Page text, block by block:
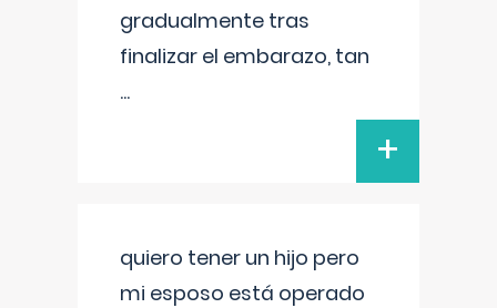
gradualmente tras
finalizar el embarazo, tan
...
+
quiero tener un hijo pero
mi esposo está operado